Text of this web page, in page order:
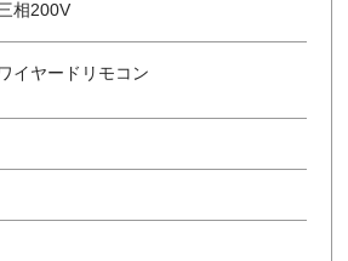
相200V
イヤードリモコン